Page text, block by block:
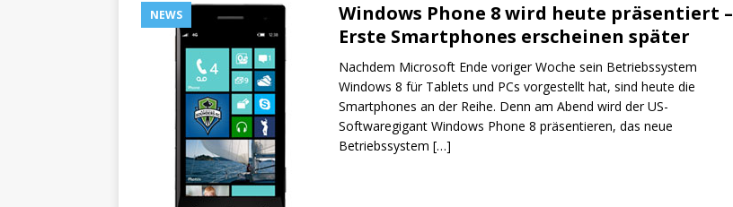
NEWS
Windows Phone 8 wird heute präsentiert –
Erste Smartphones erscheinen später
Nachdem Microsoft Ende voriger Woche sein Betriebssystem
Windows 8 für Tablets und PCs vorgestellt hat, sind heute die
Smartphones an der Reihe. Denn am Abend wird der US-
Softwaregigant Windows Phone 8 präsentieren, das neue
Betriebssystem […]